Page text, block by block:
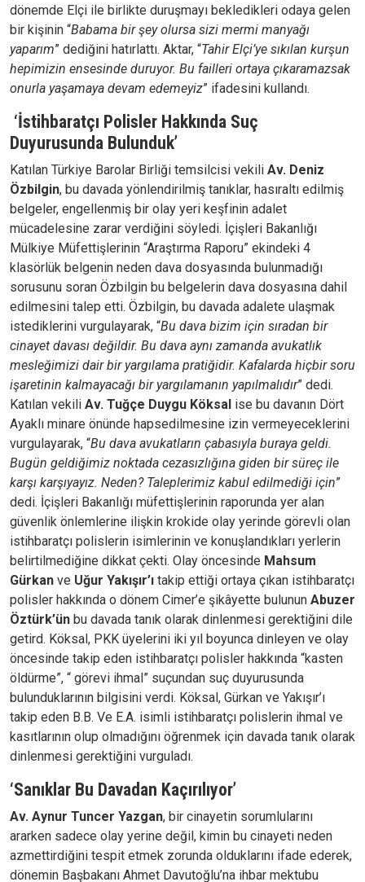
dönemde Elçi ile birlikte duruşmayı bekledikleri odaya gelen
bir kişinin “Babama bir şey olursa sizi mermi manyağı
yaparım” dediğini hatırlattı. Aktar, “Tahir Elçi’ye sıkılan kurşun
hepimizin ensesinde duruyor. Bu failleri ortaya çıkaramazsak
onurla yaşamaya devam edemeyiz” ifadesini kullandı.
‘İstihbaratçı Polisler Hakkında Suç
Duyurusunda Bulunduk’
Katılan Türkiye Barolar Birliği temsilcisi vekili Av. Deniz
Özbilgin, bu davada yönlendirilmiş tanıklar, hasıraltı edilmiş
belgeler, engellenmiş bir olay yeri keşfinin adalet
mücadelesine zarar verdiğini söyledi. İçişleri Bakanlığı
Mülkiye Müfettişlerinin “Araştırma Raporu” ekindeki 4
klasörlük belgenin neden dava dosyasında bulunmadığı
sorusunu soran Özbilgin bu belgelerin dava dosyasına dahil
edilmesini talep etti. Özbilgin, bu davada adalete ulaşmak
istediklerini vurgulayarak, “Bu dava bizim için sıradan bir
cinayet davası değildir. Bu dava aynı zamanda avukatlık
mesleğimizi dair bir yargılama pratiğidir. Kafalarda hiçbir soru
işaretinin kalmayacağı bir yargılamanın yapılmalıdır” dedi.
Katılan vekili Av. Tuğçe Duygu Köksal ise bu davanın Dört
Ayaklı minare önünde hapsedilmesine izin vermeyeceklerini
vurgulayarak, “Bu dava avukatların çabasıyla buraya geldi.
Bugün geldiğimiz noktada cezasızlığına giden bir süreç ile
karşı karşıyayız. Neden? Taleplerimiz kabul edilmediği için”
dedi. İçişleri Bakanlığı müfettişlerinin raporunda yer alan
güvenlik önlemlerine ilişkin krokide olay yerinde görevli olan
istihbaratçı polislerin isimlerinin ve konuşlandıkları yerlerin
belirtilmediğine dikkat çekti. Olay öncesinde Mahsum
Gürkan ve Uğur Yakışır’ı takip ettiği ortaya çıkan istihbaratçı
polisler hakkında o dönem Cimer’e şikâyette bulunun Abuzer
Öztürk’ün bu davada tanık olarak dinlenmesi gerektiğini dile
getird. Köksal, PKK üyelerini iki yıl boyunca dinleyen ve olay
öncesinde takip eden istihbaratçı polisler hakkında “kasten
öldürme”, “ görevi ihmal” suçundan suç duyurusunda
bulunduklarının bilgisini verdi. Köksal, Gürkan ve Yakışır’ı
takip eden B.B. Ve E.A. isimli istihbaratçı polislerin ihmal ve
kasıtlarının olup olmadığını öğrenmek için davada tanık olarak
dinlenmesi gerektiğini vurguladı.
‘Sanıklar Bu Davadan Kaçırılıyor’
Av. Aynur Tuncer Yazgan, bir cinayetin sorumlularını
ararken sadece olay yerine değil, kimin bu cinayeti neden
azmettirdiğini tespit etmek zorunda olduklarını ifade ederek,
dönemin Başbakanı Ahmet Davutoğlu’na ihbar mektubu